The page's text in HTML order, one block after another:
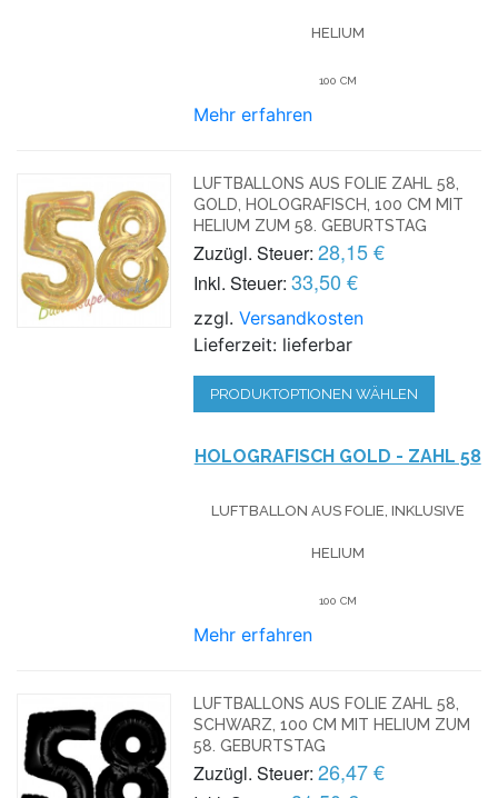
HELIUM
100 CM
Mehr erfahren
LUFTBALLONS AUS FOLIE ZAHL 58,
GOLD, HOLOGRAFISCH, 100 CM MIT
HELIUM ZUM 58. GEBURTSTAG
Zuzügl. Steuer: 28,15 €
Inkl. Steuer: 33,50 €
zzgl.Versandkosten
Lieferzeit: lieferbar
PRODUKTOPTIONEN WÄHLEN
HOLOGRAFISCH GOLD - ZAHL 58
LUFTBALLON AUS FOLIE, INKLUSIVE
HELIUM
100 CM
Mehr erfahren
LUFTBALLONS AUS FOLIE ZAHL 58,
SCHWARZ, 100 CM MIT HELIUM ZUM
58. GEBURTSTAG
Zuzügl. Steuer: 26,47 €